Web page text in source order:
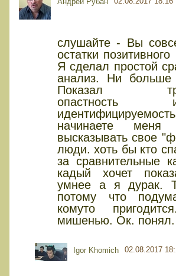
слушайте - Вы
остатки
Я сделал простой
анализ. Ни
Показал
начинаете
высказывать свое
люди. хоть бы кто
за сравнительные
кадый хочет
умнее а я дурак.
потому что
комуто
мишенью. Ок. понял.
Igor Khomich 02.08.2017